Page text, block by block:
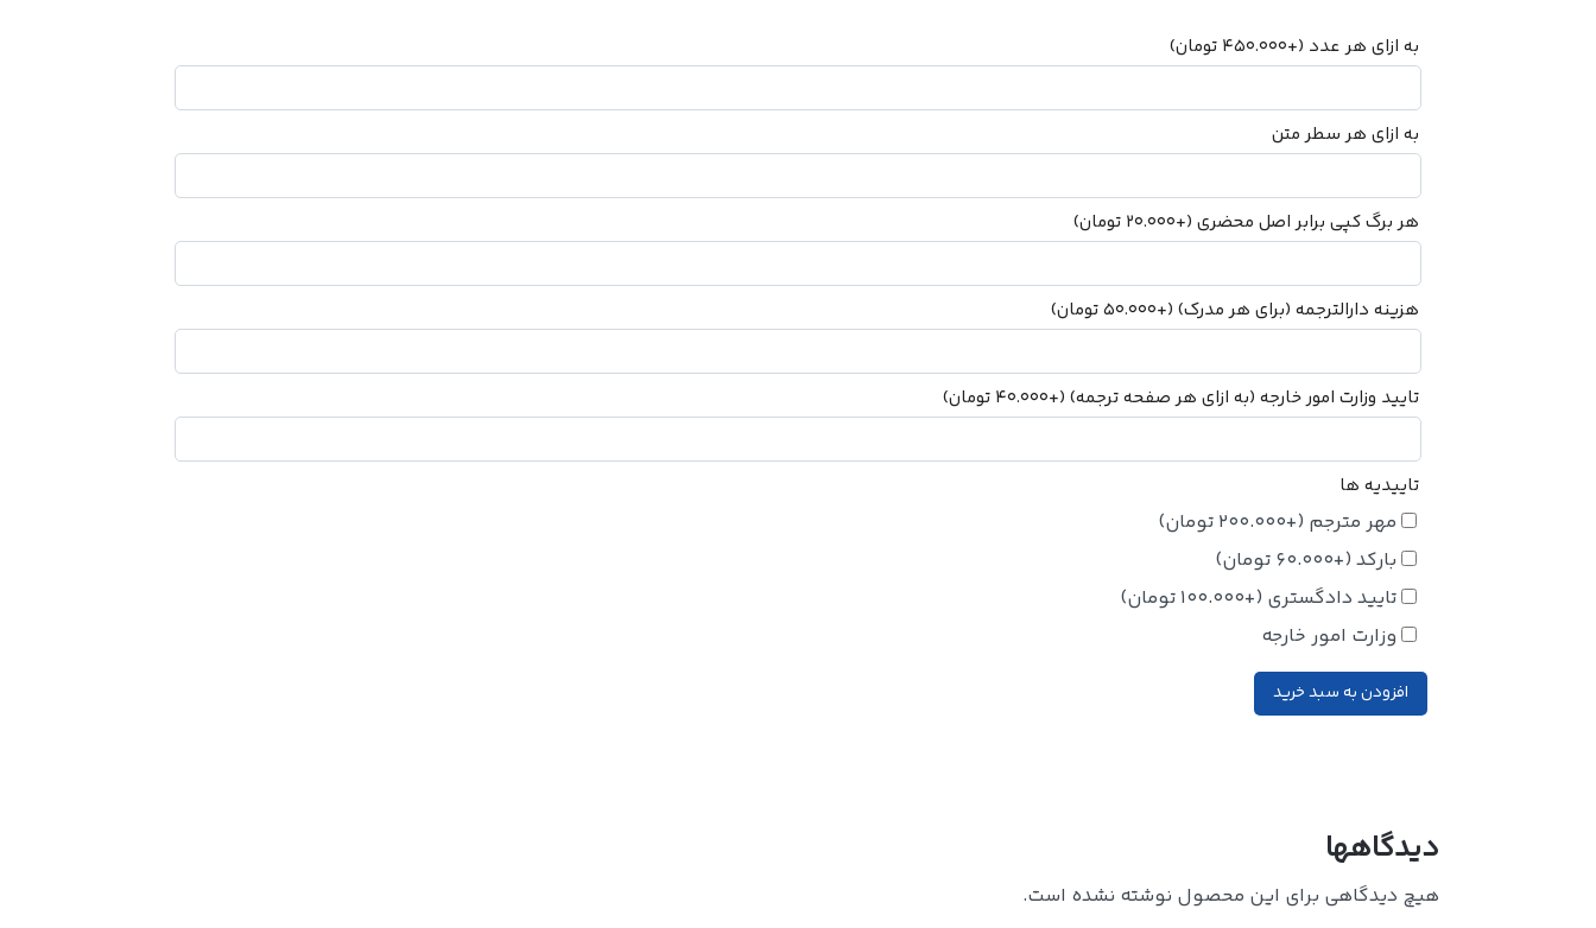
به ازای هر عدد (+
450.000 تومان)
به ازای هر سطر متن
هر برگ کپی برابر اصل محضری (+
20.000 تومان)
هزینه دارالترجمه (برای هر مدرک) (+
50.000تومان)
تایید وزارت امور خارجه (به ازای هر صفحه ترجمه) (+
40.000 تومان)
تاییدیه ها
مهر مترجم (+
200.000 تومان)
بارکد (+
60.000 تومان)
تایید دادگستری (+
100.000 تومان)
وزارت امور خارجه
افزودن به سبد خرید
دیدگاهها
هیچ دیدگاهی برای این محصول نوشته نشده است.